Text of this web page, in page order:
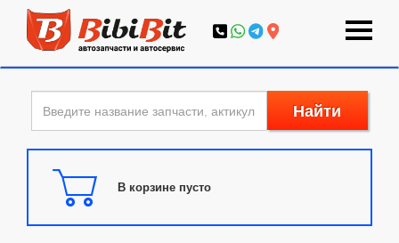
Найти
В корзине пусто